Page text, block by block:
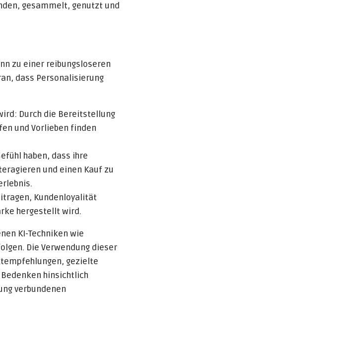
gesammelt, genutzt und
zu einer reibungsloseren
dass Personalisierung
Durch die Bereitstellung
und Vorlieben finden
haben, dass ihre
und einen Kauf zu
Kundenloyalität
hergestellt wird.
KI-Techniken wie
Die Verwendung dieser
gezielte
hinsichtlich
verbundenen